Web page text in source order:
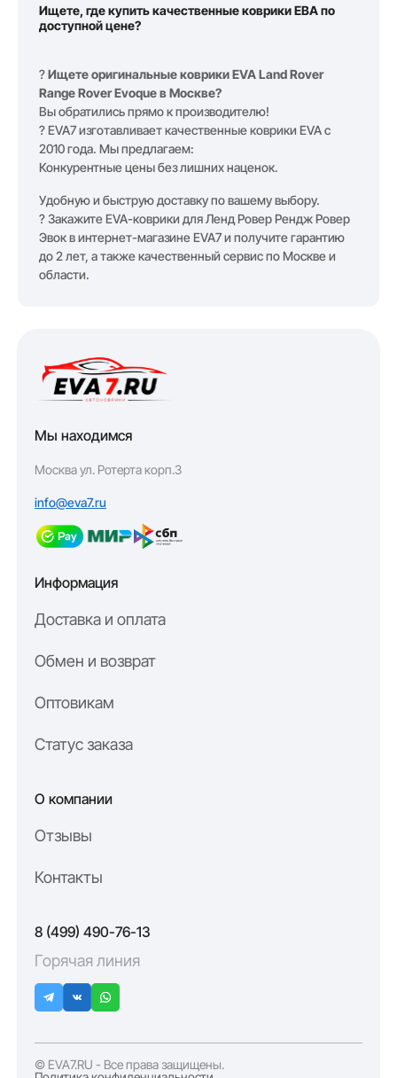
Ищете, где купить качественные коврики ЕВА по
доступной цене?
?Ищете оригинальные коврики EVA Land Rover
Range Rover Evoque в Москве?
Вы обратились прямо к производителю!
? EVA7 изготавливает качественные коврики EVA с
2010 года. Мы предлагаем:
Конкурентные цены без лишних наценок.
Удобную и быструю доставку по вашему выбору.
? Закажите EVA-коврики для Ленд Ровер Рендж Ровер
Эвок в интернет-магазине EVA7 и получите гарантию
до 2 лет, а также качественный сервис по Москве и
области.
Мы находимся
Москва ул. Ротерта корп.3
info@eva7.ru
Информация
Доставка и оплата
Обмен и возврат
Оптовикам
Статус заказа
О компании
Отзывы
Контакты
8 (499) 490-76-13
Горячая линия
© EVA7.RU - Все права защищены.